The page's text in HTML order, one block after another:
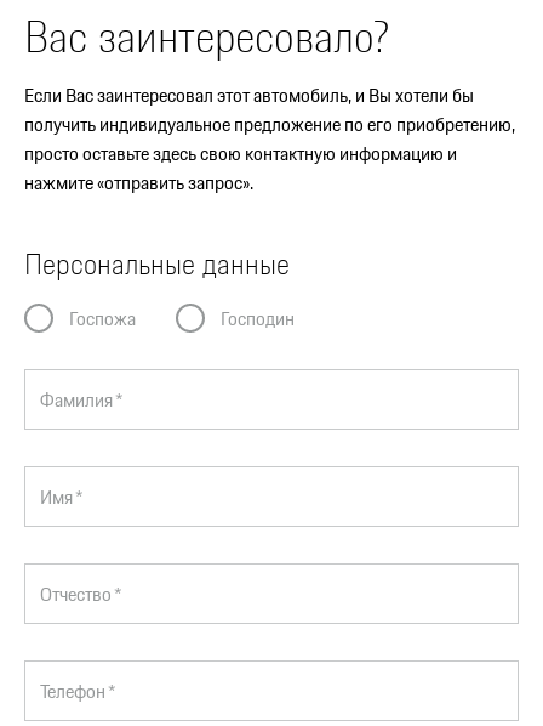
Вас заинтересовало?
Если Вас заинтересовал этот автомобиль, и Вы хотели бы
получить индивидуальное предложение по его приобретению,
просто оставьте здесь свою контактную информацию и
нажмите «отправить запрос».
Персональные данные
Госпожа Господин
Фамилия *
Имя *
Отчество *
Телефон *